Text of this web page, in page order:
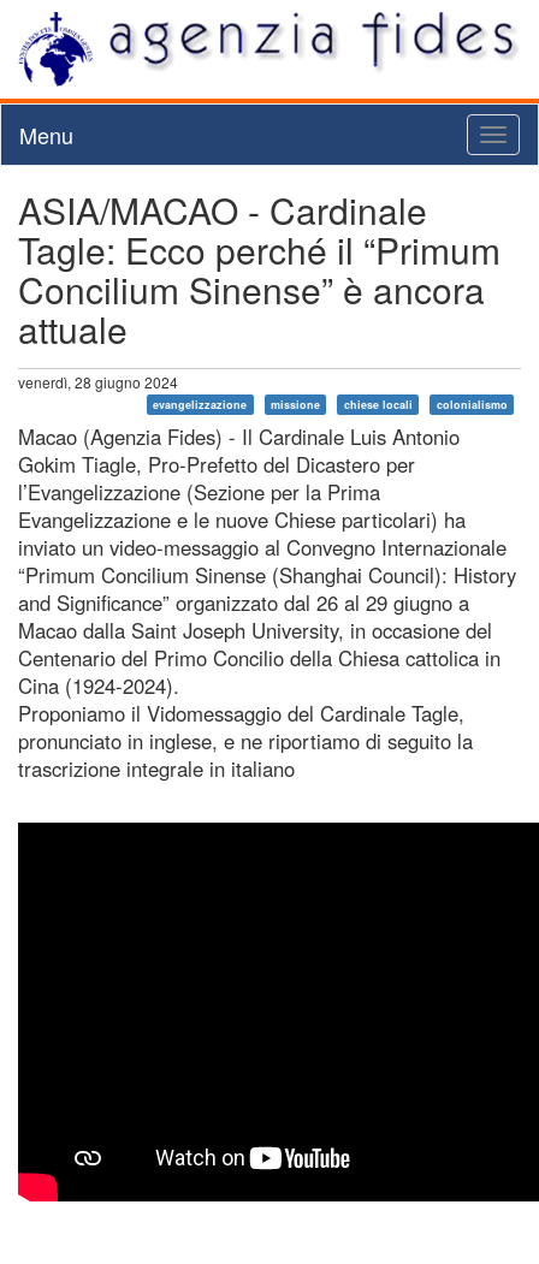
Menu
ASIA/MACAO - Cardinale
Tagle: Ecco perché il “Primum
Concilium Sinense” è ancora
attuale
venerdì, 28 giugno 2024
evangelizzazione missione chiese locali colonialismo
Macao (Agenzia Fides) - Il Cardinale Luis Antonio
Gokim Tiagle, Pro-Prefetto del Dicastero per
l’Evangelizzazione (Sezione per la Prima
Evangelizzazione e le nuove Chiese particolari) ha
inviato un video-messaggio al Convegno Internazionale
“Primum Concilium Sinense (Shanghai Council): History
and Significance” organizzato dal 26 al 29 giugno a
Macao dalla Saint Joseph University, in occasione del
Centenario del Primo Concilio della Chiesa cattolica in
Cina (1924-2024).
Proponiamo il Vidomessaggio del Cardinale Tagle,
pronunciato in inglese, e ne riportiamo di seguito la
trascrizione integrale in italiano